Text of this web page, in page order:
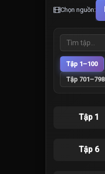
Chọn nguồn:
Tập 1–100
Tập 701–798
Tập 1
Tập 6